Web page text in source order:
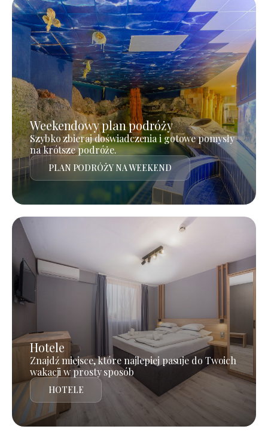
Weekendowy plan podróży
Szybko zbieraj doświadczenia i gotowe pomysły
na krótsze podróże.
PLAN PODRÓŻY NA WEEKEND
Hotele
Znajdź miejsce, które najlepiej pasuje do Twoich
wakacji w prosty sposób
HOTELE